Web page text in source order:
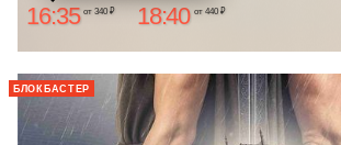
16:35 от 340 ₽ 18:40 от 440 ₽
БЛОКБАСТЕР